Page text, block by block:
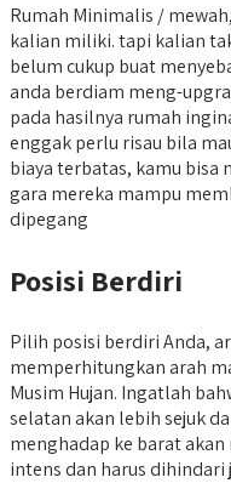
Rumah Minimalis /
kalian miliki. tapi kalian
belum cukup buat
anda berdiam meng-
pada hasilnya rumah
enggak perlu risau bila
biaya terbatas, kamu bisa
gara mereka mampu
dipegang
Posisi Berdiri
Pilih posisi berdiri Anda,
memperhitungkan arah
Musim Hujan. Ingatlah
selatan akan lebih sejuk
menghadap ke barat
intens dan harus